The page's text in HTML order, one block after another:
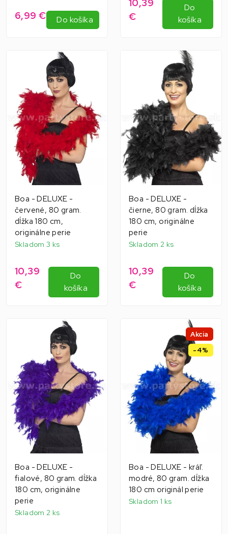
6,99 € Do košíka
10,39
€
Do
košíka
Boa - DELUXE -
červené, 80 gram.
dĺžka 180 cm,
originálne perie
Skladom 3 ks
10,39
€
Do
košíka
Boa - DELUXE -
čierne, 80 gram. dĺžka
180 cm, originálne
perie
Skladom 2 ks
10,39
€
Do
košíka
Boa - DELUXE -
fialové, 80 gram. dĺžka
180 cm, originálne
perie
Skladom 2 ks
Akcia
-4%
Boa - DELUXE - kráľ.
modré, 80 gram. dĺžka
180 cm originál perie
Skladom 1 ks